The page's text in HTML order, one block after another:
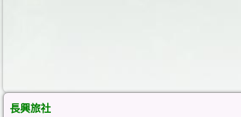
長興旅社